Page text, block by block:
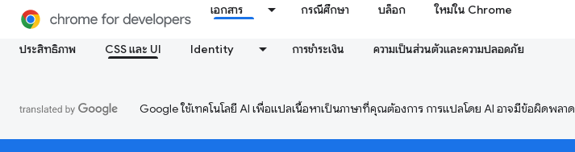
เอกสาร กรณีศึกษา บล็อก ใหม่ใน Chrome
ประสิทธิภาพ CSS และ UI Identity การชำระเงิน ความเป็นส่วนตัวและความปลอดภัย
Google ใช้เทคโนโลยี AI เพื่อแปลเนื้อหาเป็นภาษาที่คุณต้องการ การแปลโดย AI อาจมีข้อผิดพลาด